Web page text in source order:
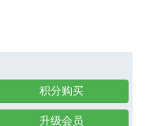
积分购买
升级会员